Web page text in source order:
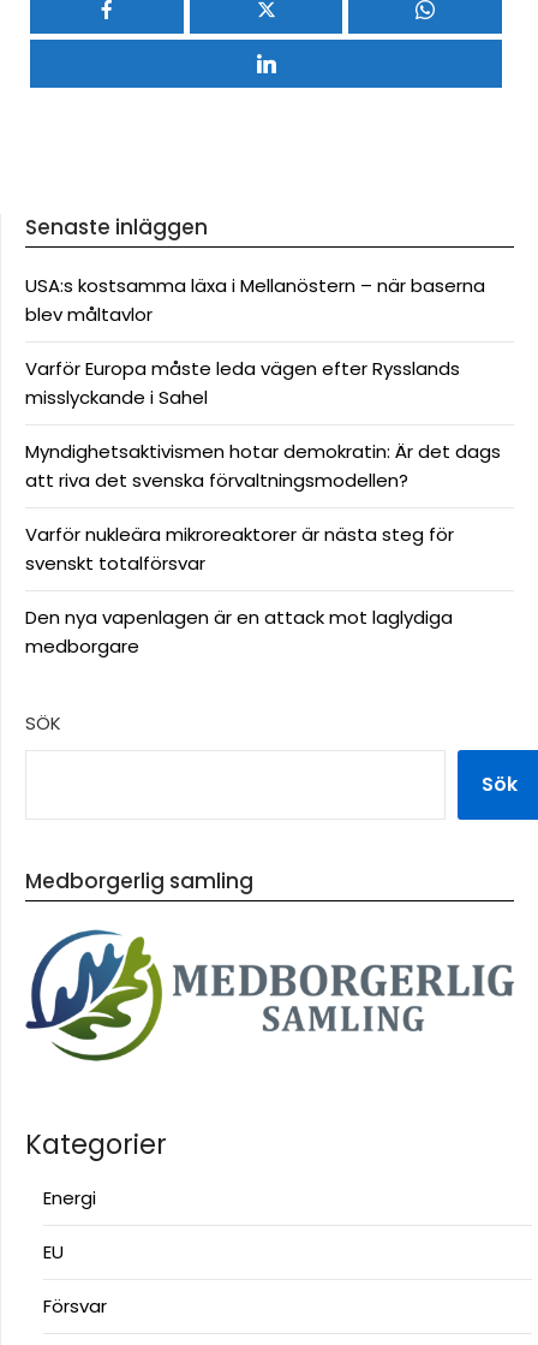
Senaste inläggen
USA:s kostsamma läxa i Mellanöstern – när baserna
blev måltavlor
Varför Europa måste leda vägen efter Rysslands
misslyckande i Sahel
Myndighetsaktivismen hotar demokratin: Är det dags
att riva det svenska förvaltningsmodellen?
Varför nukleära mikroreaktorer är nästa steg för
svenskt totalförsvar
Den nya vapenlagen är en attack mot laglydiga
medborgare
SÖK
Sök
Medborgerlig samling
Kategorier
Energi
EU
Försvar